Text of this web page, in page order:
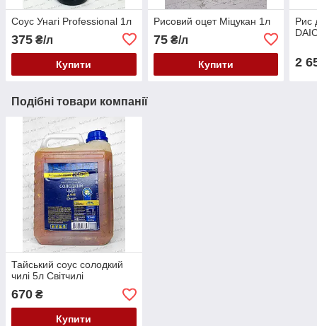
Соус Унагі Professional 1л
375 ₴/л
Купити
Рисовий оцет Міцукан 1л
75₴/л
Купити
Рис
2
Подібні товари компанії
Тайський соус солодкий
чилі 5л Світчилі
670 ₴
Купити